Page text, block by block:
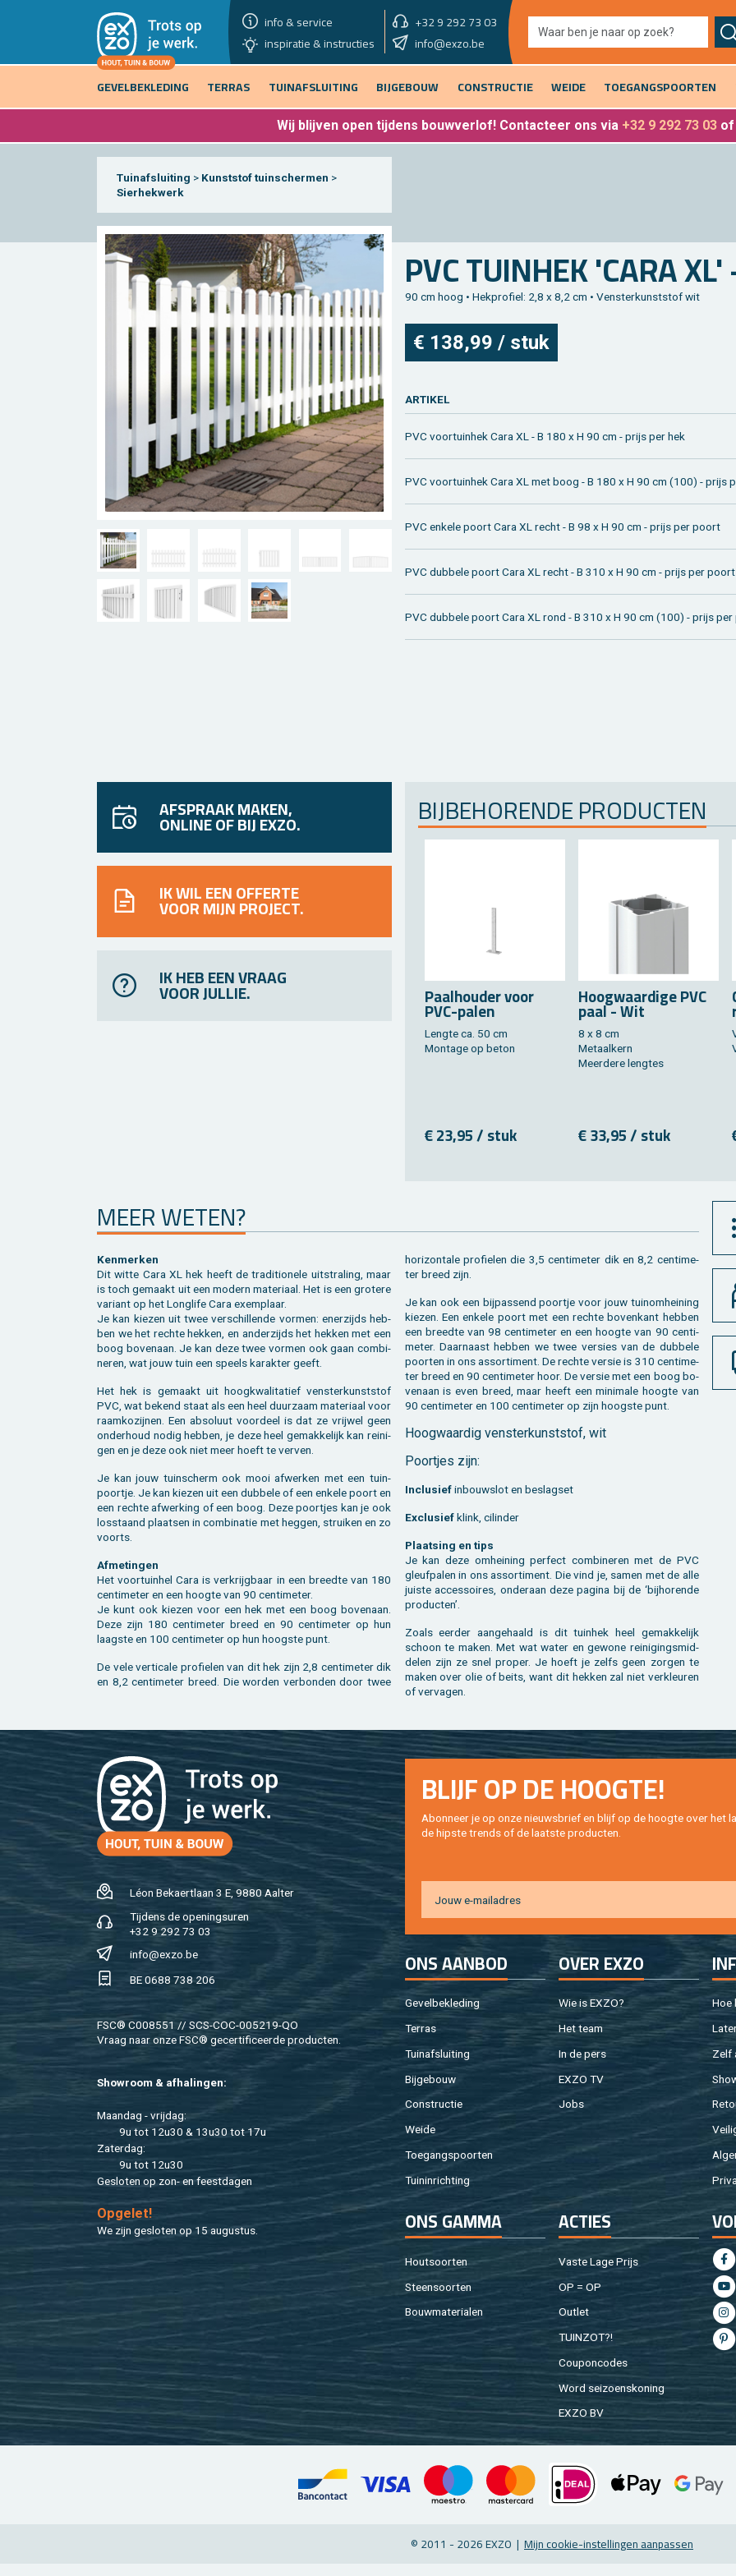
info & service +32 9 292 73 03
showroom morgen
inspiratie & instructies
info@exzo.be 9u - 12u30 & 13u30 - 17u
GEVELBEKLEDING
TERRAS TUINAFSLUITING BIJGEBOUW CONSTRUCTIE WEIDE TOEGANGSPOORTEN
Wij blijven open tijdens bouwverlof! Contacteer ons via +32 9 292 73 03 of
Tuinafsluiting > Kunststof tuinschermen >
Sierhekwerk
PVC TUIN­HEK 'CARA
90 cm hoog • Hek­pro­fiel: 2,8 x 8,2 cm • Ven­ster­kunst­stof wit
€ 138,99 / stuk
AR­TI­KEL
PVC voor­tuin­hek Cara XL - B 180 x H 90 cm - prijs per hek
PVC voor­tuin­hek Cara XL met boog - B 180 x H 90 cm (100) - prijs
PVC en­ke­le poort Cara XL recht - B 98 x H 90 cm - prijs per poort
PVC dub­be­le poort Cara XL recht - B 310 x H 90 cm - prijs per poort
PVC dub­be­le poort Cara XL rond - B 310 x H 90 cm (100) - prijs
AFSPRAAK MAKEN,
ONLINE OF BIJ EXZO.
IK WIL EEN OFFERTE
VOOR MIJN PROJECT.
IK HEB EEN VRAAG
VOOR JULLIE.
BIJ­BE­HO­REN­DE PRO­DUC­TEN
Paal­hou­der voor
PVC-palen
Leng­te ca. 50 cm
Mon­ta­ge op beton
€ 23,95 / stuk
Hoog­waar­di­ge PVC
paal - Wit
8 x 8 cm
Me­taal­kern
Meer­de­re leng­tes
€ 33,95 / stuk
MEER WETEN?
Ken­mer­ken
Dit witte Cara XL hek heeft de tra­di­ti­o­ne­le uit­stra­ling, maar
is toch ge­maakt uit een mo­dern ma­te­ri­aal. Het is een gro­te­re
va­ri­ant op het Longli­fe Cara exem­plaar.
Je kan kie­zen uit twee ver­schil­len­de vor­men: ener­zijds heb­
ben we het rech­te hek­ken, en an­der­zijds het hek­ken met een
boog bo­ven­aan. Je kan deze twee vor­men ook gaan com­bi­
ne­ren, wat jouw tuin een speels ka­rak­ter geeft.
Het hek is ge­maakt uit hoog­kwa­li­ta­tief ven­ster­kunst­stof
PVC, wat be­kend staat als een heel duur­zaam ma­te­ri­aal voor
raam­ko­zij­nen. Een ab­so­luut voor­deel is dat ze vrij­wel geen
on­der­houd nodig heb­ben, je deze heel ge­mak­ke­lijk kan rei­ni­
gen en je deze ook niet meer hoeft te ver­ven.
Je kan jouw tuin­scherm ook mooi af­wer­ken met een tuin­
poort­je. Je kan kie­zen uit een dub­be­le of een en­ke­le poort en
een rech­te af­wer­king of een boog. Deze poort­jes kan je ook
los­staand plaat­sen in com­bi­na­tie met heg­gen, strui­ken en zo
voorts.
Af­me­tin­gen
Het voor­tuin­hel Cara is ver­krijg­baar in een breed­te van 180
cen­ti­me­ter en een hoog­te van 90 cen­ti­me­ter.
Je kunt ook kie­zen voor een hek met een boog bo­ven­aan.
Deze zijn 180 cen­ti­me­ter breed en 90 cen­ti­me­ter op hun
laag­ste en 100 cen­ti­me­ter op hun hoog­ste punt.
De vele ver­ti­ca­le pro­fie­len van dit hek zijn 2,8 cen­ti­me­ter dik
en 8,2 cen­ti­me­ter breed. Die wor­den ver­bon­den door twee
ho­ri­zon­ta­le pro­fie­len die 3,5 cen­ti­me­ter dik en 8,2 cen­ti­me­
ter breed zijn.
Je kan ook een bij­pas­send poort­je voor jouw tuinom­hei­ning
kie­zen. Een en­ke­le poort met een rech­te bo­ven­kant heb­ben
een breed­te van 98 cen­ti­me­ter en een hoog­te van 90 cen­ti­
me­ter. Daar­naast heb­ben we twee ver­sies van de dub­be­le
poor­ten in ons as­sor­ti­ment. De rech­te ver­sie is 310 cen­ti­me­
ter breed en 90 cen­ti­me­ter hoor. De ver­sie met een boog bo­
ven­aan is even breed, maar heeft een mi­ni­ma­le hoog­te van
90 cen­ti­me­ter en 100 cen­ti­me­ter op zijn hoog­ste punt.
Hoog­waar­dig ven­ster­kunst­stof, wit
Poort­jes zijn:
In­clu­siefin­bouw­slot en be­slag­set
Ex­clu­siefklink, ci­lin­der
Plaat­sing en tips
Je kan deze om­hei­ning per­fect com­bi­ne­ren met de PVC
gleuf­pa­len in ons as­sor­ti­ment. Die vind je, samen met de alle
juis­te ac­ces­soi­res, on­der­aan deze pa­gi­na bij de ‘bij­ho­ren­de
pro­duc­ten’.
Zoals eer­der aan­ge­haald is dit tuin­hek heel ge­mak­ke­lijk
schoon te maken. Met wat water en ge­wo­ne rei­ni­gings­mid­
de­len zijn ze snel pro­per. Je hoeft je zelfs geen zor­gen te
maken over olie of beits, want dit hek­ken zal niet ver­kleu­ren
of ver­va­gen.
Léon Be­kaert­laan 3 E, 9880 Aal­ter
Tij­dens de ope­nings­uren
+32 9 292 73 03
info@​exzo.​be
BE 0688 738 206
FSC® C008551 // SCS-COC-005219-QO
Vraag naar onze FSC® ge­cer­ti­fi­ceer­de pro­duc­ten.
Show­room & af­ha­lin­gen:
Maan­dag - vrij­dag:
9u tot 12u30 & 13u30 tot 17u
Za­ter­dag:
9u tot 12u30
Ge­slo­ten op zon- en feest­da­gen
Op­ge­let!
We zijn ge­slo­ten op 15 au­gus­tus.
BLIJF OP DE HOOG­TE!
Abon­neer je op onze nieuws­brief en blijf op de hoog­te over het
de hip­s­te trends of de laat­ste pro­duc­ten.
ONS AAN­BOD
Ge­vel­be­kle­ding
Ter­ras
Tuin­af­slui­ting
Bij­ge­bouw
Con­struc­tie
Weide
Toe­gangs­poor­ten
Tuin­in­rich­ting
OVER EXZO
Wie is EXZO?
Het team
In de pers
EXZO TV
Jobs
Hoe
Zelf
ONS GAMMA
Hout­soor­ten
Steen­soor­ten
Bouw­ma­te­ri­a­len
AC­TIES
Vaste Lage Prijs
OP = OP
Out­let
TUIN­ZOT?!
Cou­pon­co­des
Word sei­zoens­ko­ning
EXZO BV
© 2011 - 2026 EXZO | Mijn coo­kie-in­stel­lin­gen aan­pas­sen